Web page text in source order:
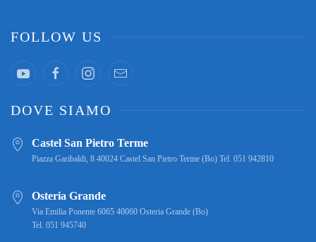
FOLLOW US
DOVE SIAMO
Castel San Pietro Terme
Piazza Garibaldi, 8 40024 Castel San Pietro Terme (Bo) Tel. 051 942810
Osteria Grande
Via Emilia Ponente 6065 40060 Osteria Grande (Bo)
Tel. 051 945740